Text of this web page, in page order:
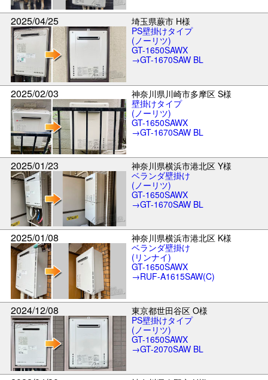
2025/04/25
埼玉県蕨市 H様
PS壁掛けタイプ
(ノーリツ)
GT-1650SAWX
→GT-1670SAW BL
2025/02/03
神奈川県川崎市多摩区 S様
壁掛けタイプ
(ノーリツ)
GT-1650SAWX
→GT-1670SAW BL
2025/01/23
神奈川県横浜市港北区 Y様
ベランダ壁掛け
(ノーリツ)
GT-1650SAWX
→GT-1670SAW BL
2025/01/08
神奈川県横浜市港北区 K様
ベランダ壁掛け
(リンナイ)
GT-1650SAWX
→RUF-A1615SAW(C)
2024/12/08
東京都世田谷区 O様
PS壁掛けタイプ
(ノーリツ)
GT-1650SAWX
→GT-2070SAW BL